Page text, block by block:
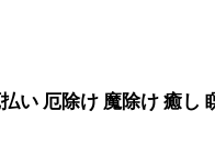
い 厄除け 魔除け 癒し